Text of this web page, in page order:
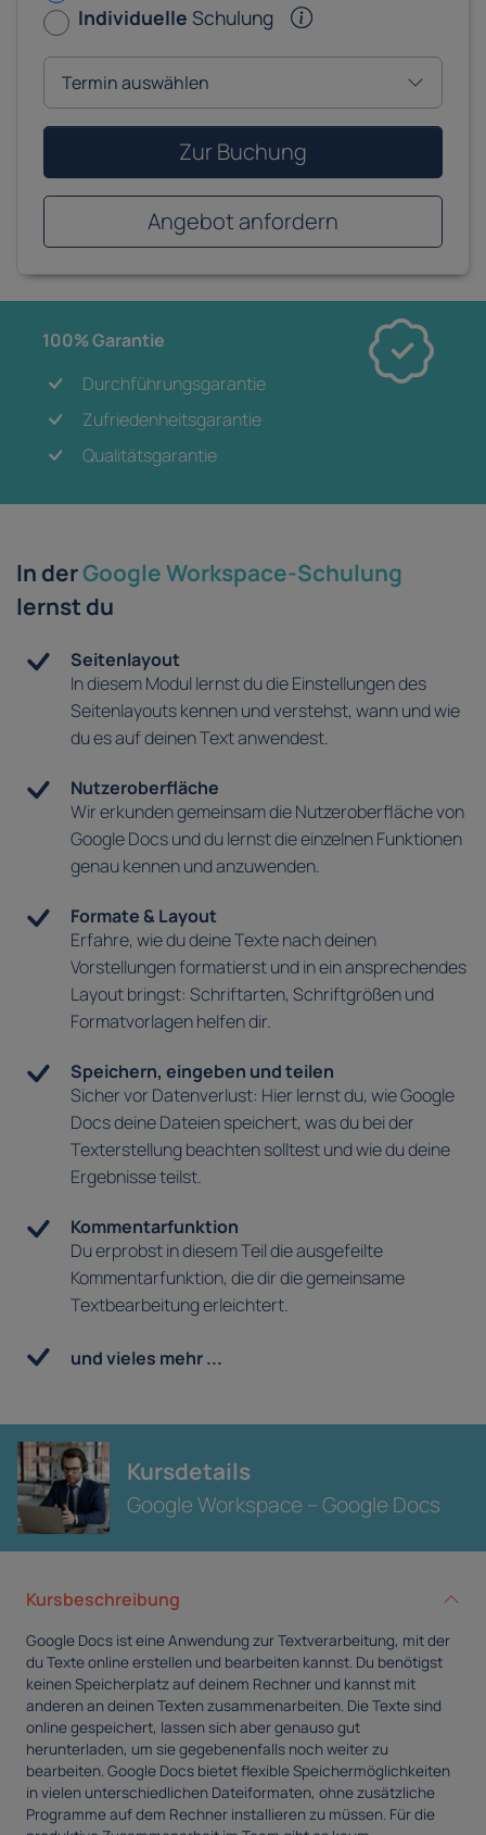
In derGoogle Workspace-Schulung
lernst du
Seitenlayout
In diesem Modul lernst du die Einstellungen des
Seitenlayouts kennen und verstehst, wann und wie
du es auf deinen Text anwendest.
Nutzeroberfläche
Wir erkunden gemeinsam die Nutzeroberfläche von
Google Docs und du lernst die einzelnen Funktionen
genau kennen und anzuwenden.
Formate & Layout
Erfahre, wie du deine Texte nach deinen
Vorstellungen formatierst und in ein ansprechendes
Layout bringst: Schriftarten, Schriftgrößen und
Formatvorlagen helfen dir.
Speichern, eingeben und teilen
Sicher vor Datenverlust: Hier lernst du, wie Google
Docs deine Dateien speichert, was du bei der
Texterstellung beachten solltest und wie du deine
Ergebnisse teilst.
Kommentarfunktion
Du erprobst in diesem Teil die ausgefeilte
Kommentarfunktion, die dir die gemeinsame
Textbearbeitung erleichtert.
und vieles mehr ...
Kursdetails
Google Workspace – Google Docs
Kursbeschreibung
Google Docs ist eine Anwendung zur Textverarbeitung, mit der
du Texte online erstellen und bearbeiten kannst. Du benötigst
keinen Speicherplatz auf deinem Rechner und kannst mit
anderen an deinen Texten zusammenarbeiten. Die Texte sind
online gespeichert, lassen sich aber genauso gut
herunterladen, um sie gegebenenfalls noch weiter zu
bearbeiten. Google Docs bietet flexible Speichermöglichkeiten
in vielen unterschiedlichen Dateiformaten, ohne zusätzliche
Programme auf dem Rechner installieren zu müssen. Für die
Individuelle Schulung
Zur Buchung
Angebot anfordern
100% Garantie
Durchführungsgarantie
Zufriedenheitsgarantie
Qualitätsgarantie